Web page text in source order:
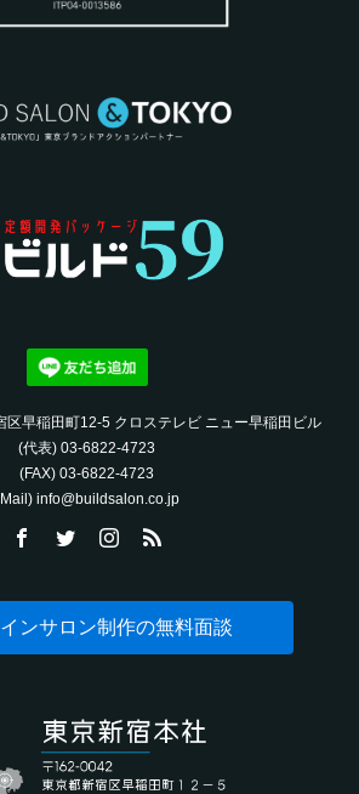
区早稲田町12-5 クロステレビ ニュー早稲田ビル
(代表) 03-6822-4723‬
(FAX) 03-6822-4723‬
info@buildsalon.co.jp
ンサロン制作の無料面談